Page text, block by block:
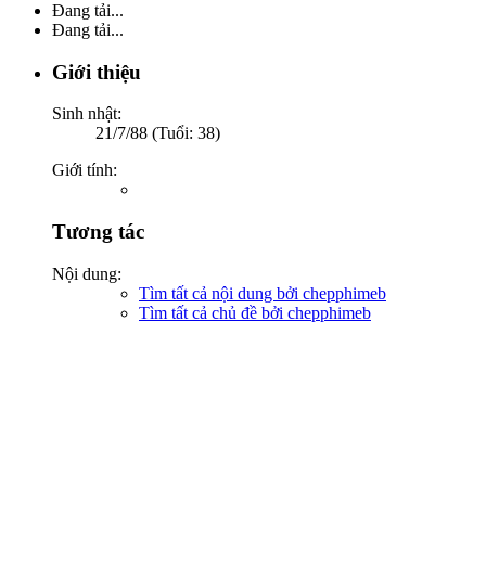
Đang tải...
Đang tải...
Giới thiệu
Sinh nhật:
21/7/88 (Tuổi: 38)
Giới tính:
Tương tác
Nội dung:
Tìm tất cả nội dung bởi chepphimeb
Tìm tất cả chủ đề bởi chepphimeb